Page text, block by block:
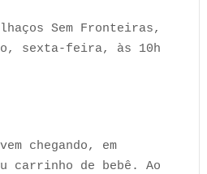
Sem Fronteiras,
sexta-feira, às 10h
chegando, em
carrinho de bebê. Ao